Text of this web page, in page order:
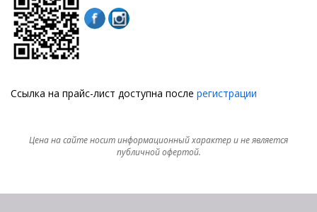
Ссылка на прайс-лист доступна после регистрации
Цена на сайте носит информационный характер и не является
публичной офертой.